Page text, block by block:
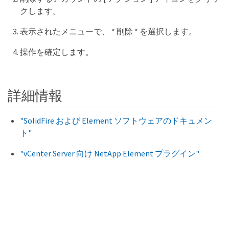
クします。
表示されたメニューで、 * 削除 * を選択します。
操作を確定します。
詳細情報
"SolidFire および Element ソフトウェアのドキュメン
ト"
"vCenter Server 向け NetApp Element プラグイン"